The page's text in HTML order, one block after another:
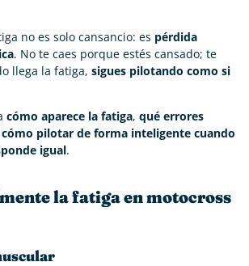
no es solo cansancio: es pérdida
. No te caes porque estés cansado; te
llega la fatiga, sigues pilotando como si
cómo aparece la fatiga, qué errores
cómo pilotar de forma inteligente cuando
igual.
la fatiga en motocross